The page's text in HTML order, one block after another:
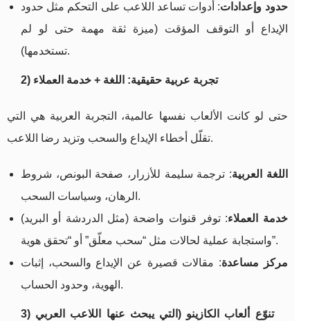
حدود وإعدادات: أدوات تساعد اللاعب على التحكم مثل حدود
الإيداع أو التوقف المؤقت (ميزة ثقة مهمة حتى لو لم
تستخدمها).
2) تجربة عربية حقيقية: اللغة + خدمة العملاء
حتى لو كانت الألعاب نفسها عالمية، التجربة العربية هي التي
تقلّل أخطاء الإيداع والسحب وتزيد رضا اللاعب.
اللغة العربية: ترجمة سليمة للأزرار، صفحة البونص، شروط
الرهان، وسياسات السحب.
خدمة العملاء: توفر قنوات واضحة (مثل الدردشة أو البريد)
واستجابة عملية لحالات مثل “سحب معلّق” أو “تحقق هوية”.
مركز مساعدة: مقالات قصيرة عن الإيداع والسحب، إثبات
الهوية، وحدود الحساب.
3) تنوّع ألعاب الكازينو (التي يبحث عنها اللاعب العربي